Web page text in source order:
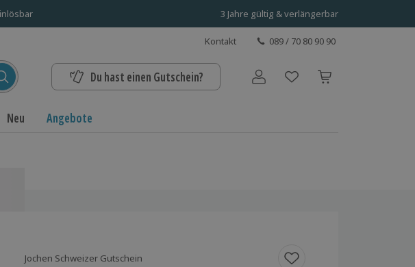
3 Jahre gültig & verlängerbar
Kontakt 089 / 70 80 90 90
Du hast einen Gutschein? Benutzerkonto
Neu Angebote
Jochen Schweizer Gutschein